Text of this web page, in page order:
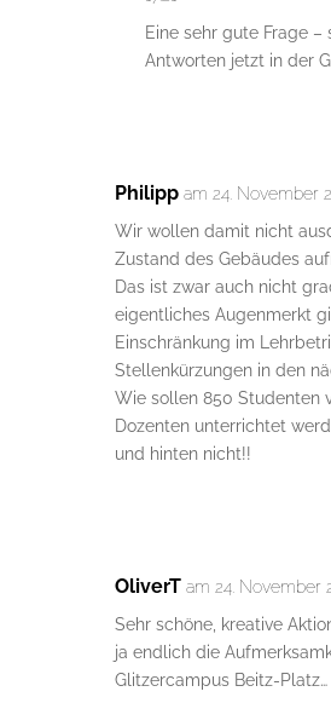
Eine sehr gute Frage
Antworten jetzt in der
Philipp am 24. November
Wir wollen damit nicht
Zustand des Gebäudes
Das ist zwar auch nicht
eigentliches Augenmerkt
Einschränkung im
Stellenkürzungen in den
Wie sollen 850 Studenten
Dozenten unterrichtet
und hinten nicht!!
OliverT am 24. November
Sehr schöne, kreative
ja endlich die
Glitzercampus Beitz-Platz…